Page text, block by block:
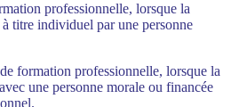
professionnelle, lorsque la
titre individuel par une personne
formation professionnelle, lorsque la
une personne morale ou financée